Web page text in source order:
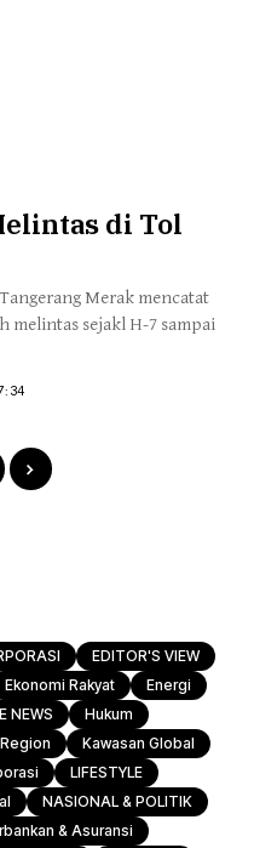
di Tol
Merak mencatat
melintas sejakl H-7 sampai
EDITOR'S VIEW
Ekonomi Rakyat
Energi
NEWS
Hukum
Kawasan Global
LIFESTYLE
NASIONAL & POLITIK
& Asuransi